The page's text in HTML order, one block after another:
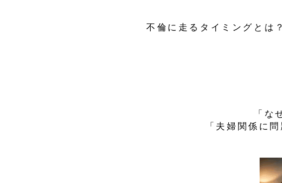
不倫に走るタイミングとは
「な
「夫婦関係に